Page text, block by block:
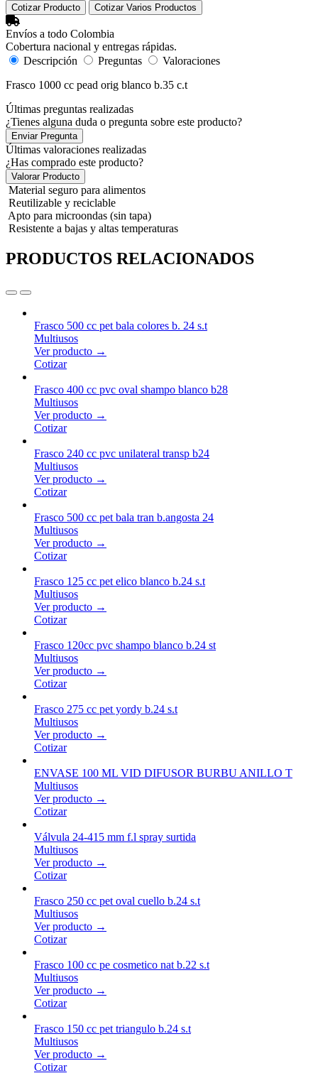
Cotizar Producto Cotizar Varios Productos
Envíos a todo Colombia
Cobertura nacional y entregas rápidas.
Descripción
Preguntas
Valoraciones
Frasco 1000 cc pead orig blanco b.35 c.t
Últimas preguntas realizadas
¿Tienes alguna duda o pregunta sobre este producto?
Enviar Pregunta
Últimas valoraciones realizadas
¿Has comprado este producto?
Valorar Producto
Material seguro para alimentos
Reutilizable y reciclable
Apto para microondas (sin tapa)
Resistente a bajas y altas temperaturas
PRODUCTOS RELACIONADOS
Frasco 500 cc pet bala colores b. 24 s.t
Multiusos
Ver producto →
Cotizar
Frasco 400 cc pvc oval shampo blanco b28
Multiusos
Ver producto →
Cotizar
Frasco 240 cc pvc unilateral transp b24
Multiusos
Ver producto →
Cotizar
Frasco 500 cc pet bala tran b.angosta 24
Multiusos
Ver producto →
Cotizar
Frasco 125 cc pet elico blanco b.24 s.t
Multiusos
Ver producto →
Cotizar
Frasco 120cc pvc shampo blanco b.24 st
Multiusos
Ver producto →
Cotizar
Frasco 275 cc pet yordy b.24 s.t
Multiusos
Ver producto →
Cotizar
ENVASE 100 ML VID DIFUSOR BURBU ANILLO T
Multiusos
Ver producto →
Cotizar
Válvula 24-415 mm f.l spray surtida
Multiusos
Ver producto →
Cotizar
Frasco 250 cc pet oval cuello b.24 s.t
Multiusos
Ver producto →
Cotizar
Frasco 100 cc pe cosmetico nat b.22 s.t
Multiusos
Ver producto →
Cotizar
Frasco 150 cc pet triangulo b.24 s.t
Multiusos
Ver producto →
Cotizar